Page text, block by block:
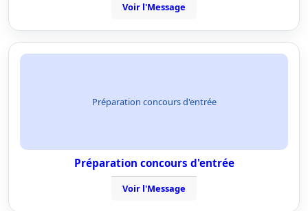
Voir l'Message
Préparation concours d'entrée
Préparation concours d'entrée
Voir l'Message